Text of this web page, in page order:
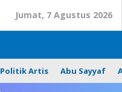
Jumat, 7 Agustus 2026
Politik Artis Abu Sayyaf